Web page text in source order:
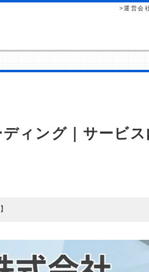
>運営会
ィング｜サービ
。 ただし、特定の商品を根拠なくPR
集などに基づき、公平性を担保した情